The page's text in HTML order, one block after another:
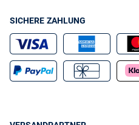
SICHERE ZAHLUNG